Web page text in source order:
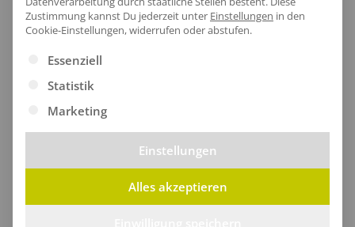
Zustimmung kannst Du jederzeit unter Einstellungen in den
Cookie-Einstellungen, widerrufen oder abstufen.
Es folgt eine Liste der Service-Gruppen, für die eine
Essenziell
Statistik
Marketing
Einstellungen
Alles akzeptieren